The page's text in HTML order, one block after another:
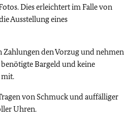
Dies erleichtert im Falle von
Ausstellung eines
Zahlungen den Vorzug und nehmen
benötigte Bargeld und keine
mit.
von Schmuck und auffälliger
Uhren.